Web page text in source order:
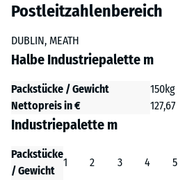
Postleitzahlenbereich
DUBLIN, MEATH
Halbe Industriepalette m
Packstücke / Gewicht 150kg
Nettopreis in €
127,67
Industriepalette m
Packstücke
/ Gewicht
1 2 3 4 5